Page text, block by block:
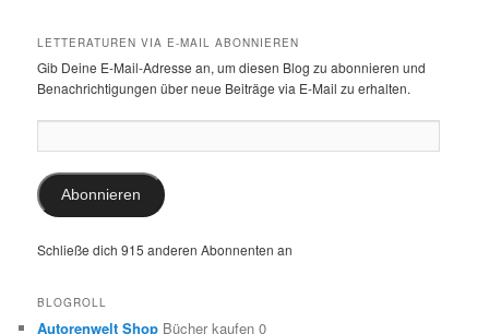
LETTERATUREN VIA E-MAIL ABONNIEREN
Gib Deine E-Mail-Adresse an, um diesen Blog zu abonnieren und
Benachrichtigungen über neue Beiträge via E-Mail zu erhalten.
Mail-
Adresse:
Abonnieren
Schließe dich 915 anderen Abonnenten an
BLOGROLL
Autorenwelt Shop Bücher kaufen 0